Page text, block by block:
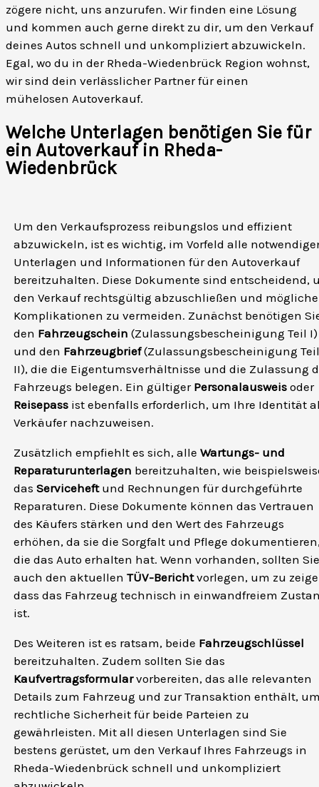
zögere nicht, uns anzurufen. Wir finden eine Lösung
und kommen auch gerne direkt zu dir, um den Verkauf
deines Autos schnell und unkompliziert abzuwickeln.
Egal, wo du in der Rheda-Wiedenbrück Region wohnst,
wir sind dein verlässlicher Partner für einen
mühelosen Autoverkauf.
Welche Unterlagen benötigen Sie für
ein Autoverkauf in Rheda-
Wiedenbrück
Um den Verkaufsprozess reibungslos und effizient
abzuwickeln, ist es wichtig, im Vorfeld alle
Unterlagen und Informationen für den Autoverkauf
bereitzuhalten. Diese Dokumente sind entscheidend,
den Verkauf rechtsgültig abzuschließen und mögliche
Komplikationen zu vermeiden. Zunächst benötigen
den Fahrzeugschein (Zulassungsbescheinigung Teil I)
und den Fahrzeugbrief(Zulassungsbescheinigung Teil
II), die die Eigentumsverhältnisse und die Zulassung
Fahrzeugs belegen. Ein gültiger Personalausweis oder
Reisepass ist ebenfalls erforderlich, um Ihre Identität
Verkäufer nachzuweisen.
Zusätzlich empfiehlt es sich, alle Wartungs- und
Reparaturunterlagen bereitzuhalten, wie
das Serviceheftund Rechnungen für durchgeführte
Reparaturen. Diese Dokumente können das Vertrauen
des Käufers stärken und den Wert des Fahrzeugs
erhöhen, da sie die Sorgfalt und Pflege
die das Auto erhalten hat. Wenn vorhanden, sollten Sie
auch den aktuellen TÜV-Berichtvorlegen, um zu
dass das Fahrzeug technisch in einwandfreiem
ist.
Des Weiteren ist es ratsam, beide Fahrzeugschlüssel
bereitzuhalten. Zudem sollten Sie das
Kaufvertragsformularvorbereiten, das alle relevanten
Details zum Fahrzeug und zur Transaktion enthält,
rechtliche Sicherheit für beide Parteien zu
gewährleisten. Mit all diesen Unterlagen sind Sie
bestens gerüstet, um den Verkauf Ihres Fahrzeugs in
Rheda-Wiedenbrück schnell und unkompliziert